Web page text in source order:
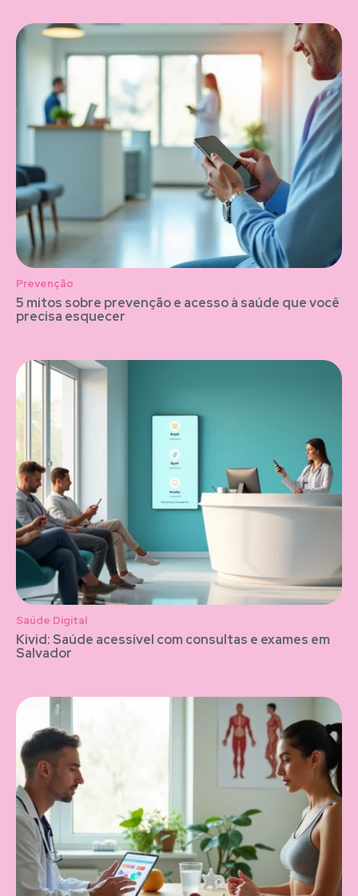
Prevenção
5 mitos sobre prevenção e acesso à saúde que você
precisa esquecer
Saúde Digital
Kivid: Saúde acessível com consultas e exames em
Salvador